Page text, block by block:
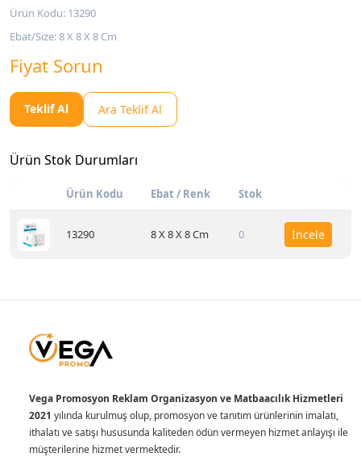
Ürün Kodu: 13290
Ebat/Size: 8 X 8 X 8 Cm
Fiyat Sorun
Teklif Al Ara Teklif Al
Ürün Stok Durumları
Ürün Kodu Ebat / Renk Stok
13290 8 X 8 X 8 Cm 0 İncele
Vega Promosyon Reklam Organizasyon ve Matbaacılık Hizmetleri
2021 yılında kurulmuş olup, promosyon ve tanıtım ürünlerinin imalatı,
ithalatı ve satışı hususunda kaliteden ödün vermeyen hizmet anlayışı ile
müşterilerine hizmet vermektedir.